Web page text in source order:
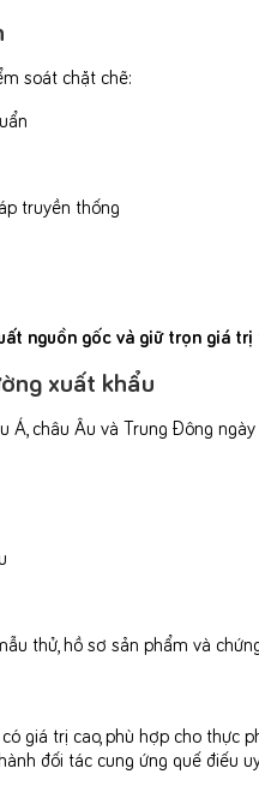
soát chặt chẽ:
truyền thống
nguồn gốc và giữ trọn giá trị
xuất khẩu
châu Âu và Trung Đông ngày
thử, hồ sơ sản phẩm và
giá trị cao, phù hợp cho thực
đối tác cung ứng quế điếu